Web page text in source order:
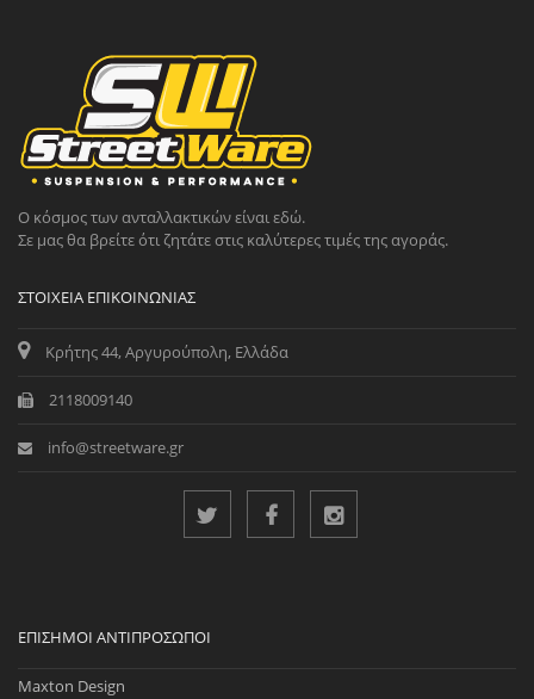
Ο κόσμος των ανταλλακτικών είναι εδώ.
Σε μας θα βρείτε ότι ζητάτε στις καλύτερες τιμές της αγοράς.
ΣΤΟΙΧΕΊΑ ΕΠΙΚΟΙΝΩΝΊΑΣ
Κρήτης 44, Αργυρούπολη, Ελλάδα
2118009140
info@streetware.gr
ΕΠΊΣΗΜΟΙ ΑΝΤΙΠΡΌΣΩΠΟΙ
Maxton Design